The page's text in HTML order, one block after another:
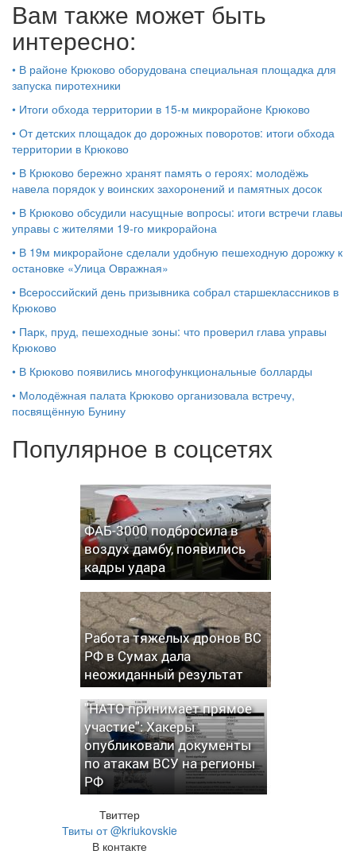
Вам также может быть
интересно:
• В районе Крюково оборудована специальная площадка для
запуска пиротехники
• Итоги обхода территории в 15‑м микрорайоне Крюково
• От детских площадок до дорожных поворотов: итоги обхода
территории в Крюково
• В Крюково бережно хранят память о героях: молодёжь
навела порядок у воинских захоронений и памятных досок
• В Крюково обсудили насущные вопросы: итоги встречи главы
управы с жителями 19‑го микрорайона
• В 19м микрорайоне сделали удобную пешеходную дорожку к
остановке «Улица Овражная»
• Всероссийский день призывника собрал старшеклассников в
Крюково
• Парк, пруд, пешеходные зоны: что проверил глава управы
Крюково
• В Крюково появились многофункциональные болларды
• Молодёжная палата Крюково организовала встречу,
посвящённую Бунину
Популярное в соцсетях
ФАБ-3000 подбросила в
воздух дамбу, появились
кадры удара
Работа тяжелых дронов ВС
РФ в Сумах дала
неожиданный результат
"НАТО принимает прямое
участие": Хакеры
опубликовали документы
по атакам ВСУ на регионы
РФ
Твиттер
Твиты от @kriukovskie
В контакте